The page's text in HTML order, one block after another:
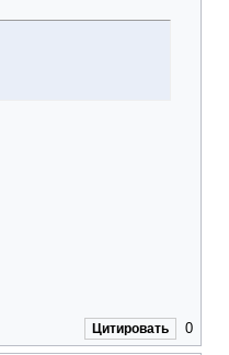
Цитировать 0